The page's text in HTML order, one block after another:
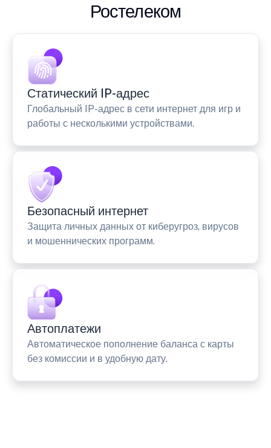
Ростелеком
Статический IP-адрес
Глобальный IP-адрес в сети интернет для игр и
работы с несколькими устройствами.
Безопасный интернет
Защита личных данных от киберугроз, вирусов
и мошеннических программ.
Автоплатежи
Автоматическое пополнение баланса с карты
без комиссии и в удобную дату.